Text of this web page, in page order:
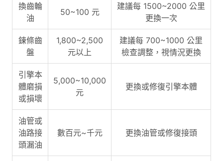
換齒輪
油
50~100 元
建議每 1500~2000 公里
更換一次
鍊條齒
盤
1,800~2,500
元以上
建議每 700~1000 公里
檢查調整，視情況更換
引擎本
體磨損
或損壞
5,000~10,000
元
更換或修復引擎本體
油管或
油路接
頭漏油
數百元~千元 更換油管或修復接頭